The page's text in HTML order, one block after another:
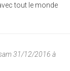
tout le monde
31/12/2016 à